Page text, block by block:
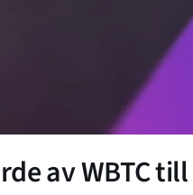
av WBTC till